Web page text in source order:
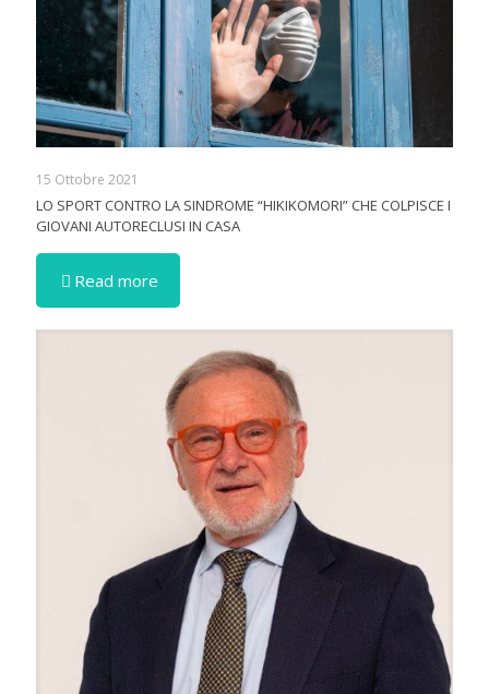
15 Ottobre 2021
LO SPORT CONTRO LA SINDROME “HIKIKOMORI” CHE COLPISCE I
GIOVANI AUTORECLUSI IN CASA
Read more